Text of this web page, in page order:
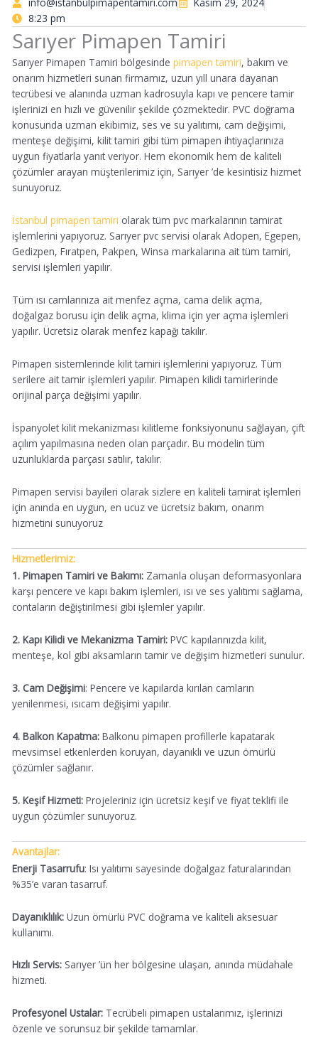
8:23 pm
Sarıyer Pimapen Tamiri
Sarıyer Pimapen Tamiri bölgesindepimapen tamiri, bakım ve
onarım hizmetleri sunan firmamız, uzun yıll unara dayanan
tecrübesi ve alanında uzman kadrosuyla kapı ve pencere tamir
işlerinizi en hızlı ve güvenilir şekilde çözmektedir. PVC doğrama
konusunda uzman ekibimiz, ses ve su yalıtımı, cam değişimi,
menteşe değişimi, kilit tamiri gibi tüm pimapen ihtiyaçlarınıza
uygun fiyatlarla yanıt veriyor. Hem ekonomik hem de kaliteli
çözümler arayan müşterilerimiz için, Sarıyer ’de kesintisiz hizmet
sunuyoruz.
İstanbul pimapen tamiri olarak tüm pvc markalarının tamirat
işlemlerini yapıyoruz. Sarıyer pvc servisi olarak Adopen, Egepen,
Gedizpen, Fıratpen, Pakpen, Winsa markalarına ait tüm tamiri,
servisi işlemleri yapılır.
Tüm ısı camlarınıza ait menfez açma, cama delik açma,
doğalgaz borusu için delik açma, klima için yer açma işlemleri
yapılır. Ücretsiz olarak menfez kapağı takılır.
Pimapen sistemlerinde kilit tamiri işlemlerini yapıyoruz. Tüm
serilere ait tamir işlemleri yapılır. Pimapen kilidi tamirlerinde
orijinal parça değişimi yapılır.
İspanyolet kilit mekanizması kilitleme fonksiyonunu sağlayan, çift
açılım yapılmasına neden olan parçadır. Bu modelin tüm
uzunluklarda parçası satılır, takılır.
Pimapen servisi bayileri olarak sizlere en kaliteli tamirat işlemleri
için anında en uygun, en ucuz ve ücretsiz bakım, onarım
hizmetini sunuyoruz
Hizmetlerimiz:
1. Pimapen Tamiri ve Bakımı: Zamanla oluşan deformasyonlara
karşı pencere ve kapı bakım işlemleri, ısı ve ses yalıtımı sağlama,
contaların değiştirilmesi gibi işlemler yapılır.
2. Kapı Kilidi ve Mekanizma Tamiri: PVC kapılarınızda kilit,
menteşe, kol gibi aksamların tamir ve değişim hizmetleri sunulur.
3. Cam Değişimi: Pencere ve kapılarda kırılan camların
yenilenmesi, ısıcam değişimi yapılır.
4. Balkon Kapatma: Balkonu pimapen profillerle kapatarak
mevsimsel etkenlerden koruyan, dayanıklı ve uzun ömürlü
çözümler sağlanır.
5. Keşif Hizmeti: Projeleriniz için ücretsiz keşif ve fiyat teklifi ile
uygun çözümler sunuyoruz.
Avantajlar:
Enerji Tasarrufu: Isı yalıtımı sayesinde doğalgaz faturalarından
%35’e varan tasarruf.
Dayanıklılık: Uzun ömürlü PVC doğrama ve kaliteli aksesuar
kullanımı.
Hızlı Servis: Sarıyer ’ün her bölgesine ulaşan, anında müdahale
hizmeti.
Profesyonel Ustalar: Tecrübeli pimapen ustalarımız, işlerinizi
özenle ve sorunsuz bir şekilde tamamlar.